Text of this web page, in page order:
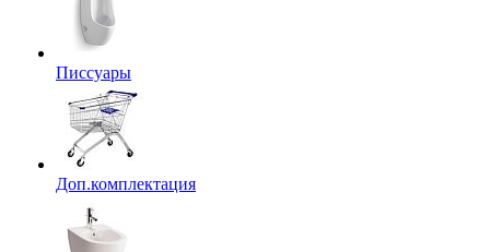
Писсуары
Доп.комплектация